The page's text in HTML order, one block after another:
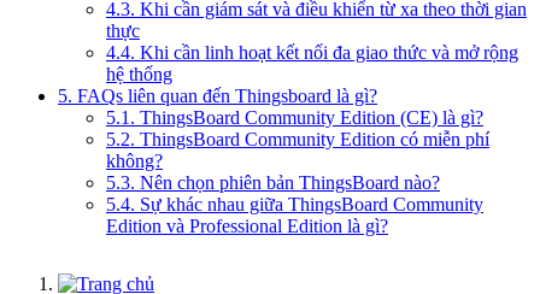
4.3. Khi cần giám sát và điều khiển từ xa theo thời gian
thực
4.4. Khi cần linh hoạt kết nối đa giao thức và mở rộng
hệ thống
5. FAQs liên quan đến Thingsboard là gì?
5.1. ThingsBoard Community Edition (CE) là gì?
5.2. ThingsBoard Community Edition có miễn phí
không?
5.3. Nên chọn phiên bản ThingsBoard nào?
5.4. Sự khác nhau giữa ThingsBoard Community
Edition và Professional Edition là gì?